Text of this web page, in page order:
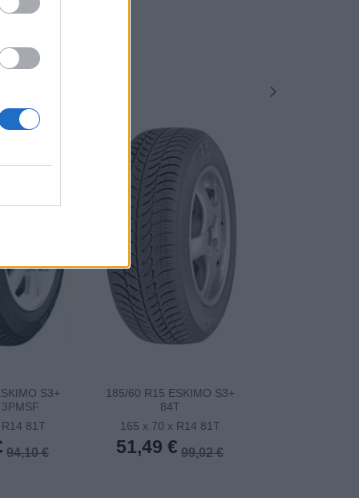
S3+
81T
94,10 €
185/60 R15 ESKIMO S3+
84T
165 x 70 x R14 81T
51,49 € 99,02 €